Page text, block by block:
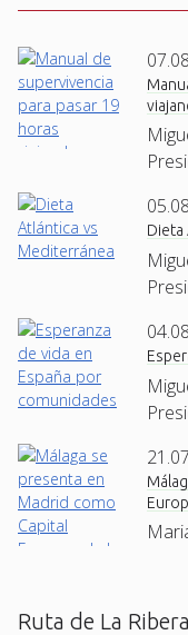
Dieta
Ruta de La